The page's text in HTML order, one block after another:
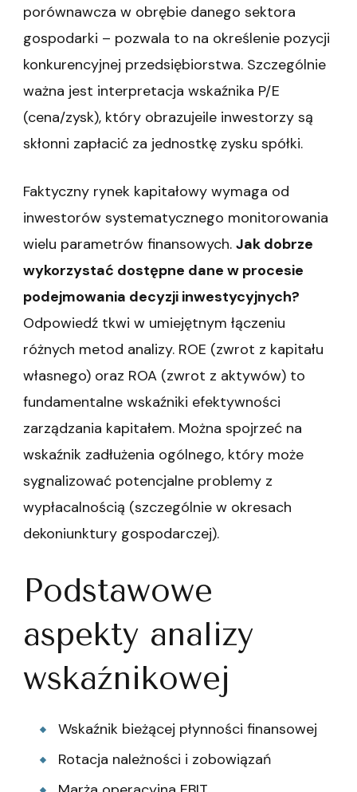
porównawcza w obrębie danego sektora
gospodarki – pozwala to na określenie pozycji
konkurencyjnej przedsiębiorstwa. Szczególnie
ważna jest interpretacja wskaźnika P/E
(cena/zysk), który obrazujeile inwestorzy są
skłonni zapłacić za jednostkę zysku spółki.
Faktyczny rynek kapitałowy wymaga od
inwestorów systematycznego monitorowania
wielu parametrów finansowych. Jak dobrze
wykorzystać dostępne dane w procesie
podejmowania decyzji inwestycyjnych?
Odpowiedź tkwi w umiejętnym łączeniu
różnych metod analizy. ROE (zwrot z kapitału
własnego) oraz ROA (zwrot z aktywów) to
fundamentalne wskaźniki efektywności
zarządzania kapitałem. Można spojrzeć na
wskaźnik zadłużenia ogólnego, który może
sygnalizować potencjalne problemy z
wypłacalnością (szczególnie w okresach
dekoniunktury gospodarczej).
Podstawowe
aspekty analizy
wskaźnikowej
Wskaźnik bieżącej płynności finansowej
Rotacja należności i zobowiązań